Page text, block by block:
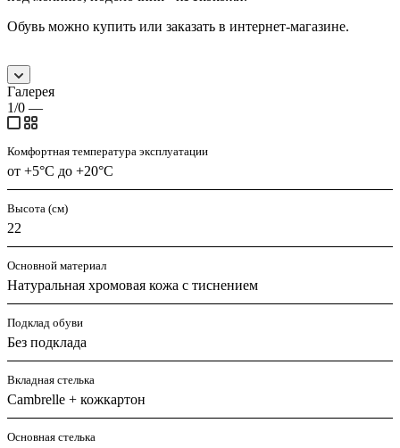
Обувь можно купить или заказать в интернет-магазине.
Галерея
1/0 —
Комфортная температура эксплуатации
от +5°С до +20°С
Высота (см)
22
Основной материал
Натуральная хромовая кожа с тиснением
Подклад обуви
Без подклада
Вкладная стелька
Cambrelle + кожкартон
Основная стелька